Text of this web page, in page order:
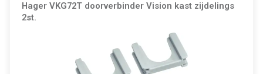
Hager VKG72T doorverbinder Vision kast zijdelings
2st.